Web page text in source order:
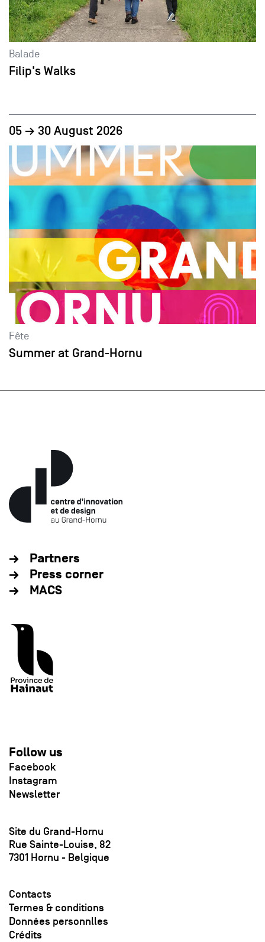
Balade
Filip's Walks
05 → 30 August 2026
Fête
Summer at Grand-Hornu
Partners
Press corner
MACS
Follow us
Facebook
Instagram
Newsletter
Site du Grand-Hornu
Rue Sainte-Louise, 82
7301 Hornu - Belgique
Contacts
Termes & conditions
Données personnlles
Crédits